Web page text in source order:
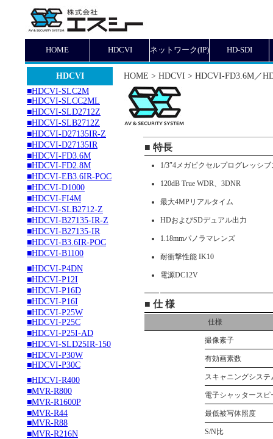
HOME HDCVI ネットワーク(IP) HD-SDI
HDCVI
■HDCVI-SLC2M
■HDCVI-SLCC2ML
■HDCVI-SLD2712Z
■HDCVI-SLB2712Z
■HDCVI-D27135IR-Z
■HDCVI-D27135IR
■HDCVI-FD3.6M
■HDCVI-FD2.8M
■HDCVI-EB3.6IR-POC
■HDCVI-D1000
■HDCVI-FI4M
■HDCVI-SLB2712-Z
■HDCVI-B27135-IR-Z
■HDCVI-B27135-IR
■HDCVI-B3.6IR-POC
■HDCVI-B1100
■HDCVI-P4DN
■HDCVI-P12I
■HDCVI-P16D
■HDCVI-P16I
■HDCVI-P25W
■HDCVI-P25C
■HDCVI-P25I-AD
■HDCVI-SLD25IR-150
■HDCVI-P30W
■HDCVI-P30C
■HDCVI-R400
■MVR-R800
■MVR-R1600P
■MVR-R44
■MVR-R88
■MVR-R216N
HOME > HDCVI > HDCVI-FD3.6M／
■ 特長
1/3″4メガピクセルプログレッシ
120dB True WDR、3DNR
最大4MPリアルタイム
HDおよびSDデュアル出力
1.18mmパノラマレンズ
耐衝撃性能 IK10
電源DC12V
■ 仕 様
仕様
撮像素子
有効画素数
スキャニングシステ
電子シャッタースピ
最低被写体照度
S/N比